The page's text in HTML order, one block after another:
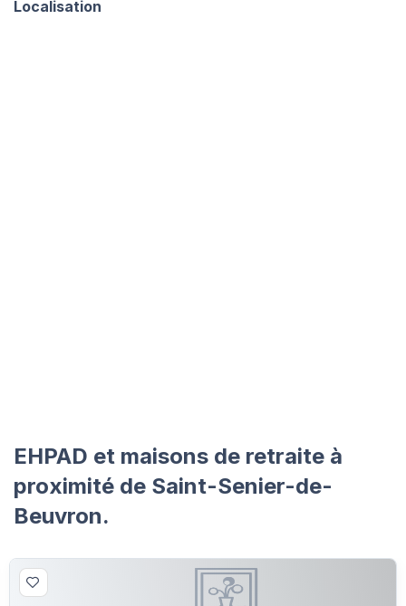
Localisation
EHPAD et maisons de retraite à
proximité de Saint-Senier-de-
Beuvron.